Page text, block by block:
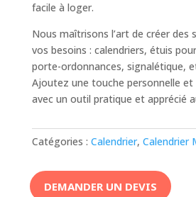
facile à loger.
Nous maîtrisons l’art de créer des
vos besoins : calendriers, étuis
porte-ordonnances, signalétique,
Ajoutez une touche personnelle
avec un outil pratique et apprécié
Catégories : Calendrier, Calendrier
DEMANDER UN DEVIS